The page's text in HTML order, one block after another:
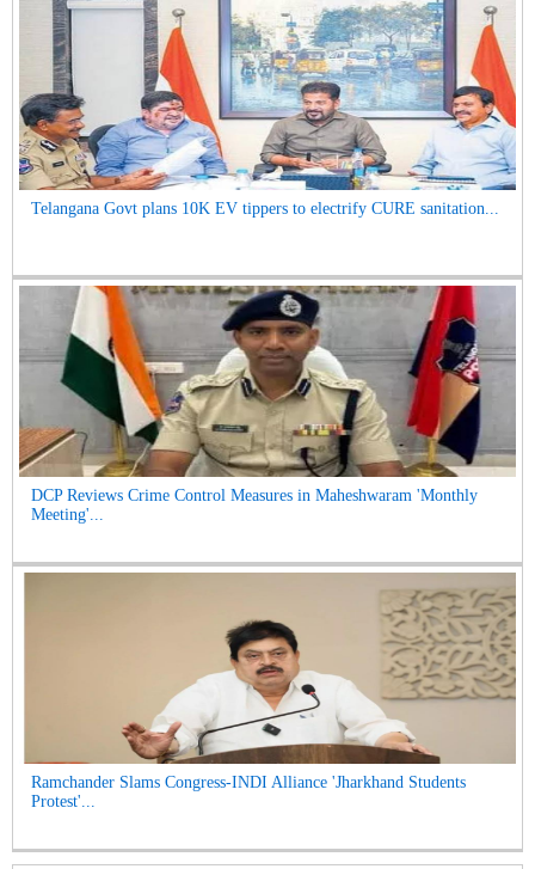
Telangana Govt plans 10K EV tippers to electrify CURE sanitation...
DCP Reviews Crime Control Measures in Maheshwaram 'Monthly
Meeting'...
Ramchander Slams Congress-INDI Alliance 'Jharkhand Students
Protest'...